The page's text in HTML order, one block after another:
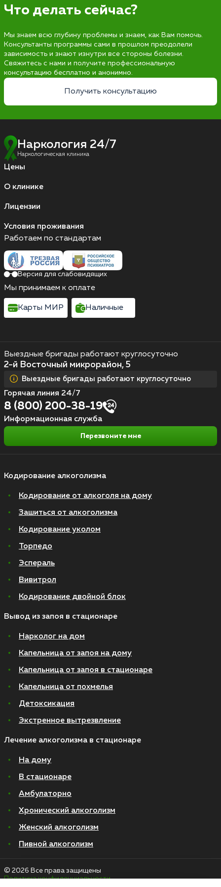
Что делать сейчас?
Мы знаем всю глубину проблемы и знаем, как Вам помочь.
Консультанты программы сами в прошлом преодолели
зависимость и знают изнутри все стороны болезни.
Свяжитесь с нами и получите профессиональную
консультацию бесплатно и анонимно.
Получить консультацию
Наркология 24/7
Наркологическая клиника
Цены
О клинике
Лицензии
Условия проживания
Кодирование алкоголизма
Кодирование от алкоголя на дому
Зашиться от алкоголизма
Кодирование уколом
Торпедо
Эспераль
Вивитрол
Кодирование двойной блок
Вывод из запоя в стационаре
Нарколог на дом
Капельница от запоя на дому
Капельница от запоя в стационаре
Капельница от похмелья
Детоксикация
Экстренное вытрезвление
Лечение алкоголизма в стационаре
На дому
В стационаре
Амбулаторно
Хронический алкоголизм
Женский алкоголизм
Пивной алкоголизм
Выездные бригады работают круглосуточно
2-й Восточный микрорайон, 5
Выездные бригады работают круглосуточно
Горячая линия 24/7
8 (800) 200-38-19
Информационная служба
Перезвоните мне
Работаем по стандартам
Версия для слабовидящих
Мы принимаем к оплате
Карты МИР Наличные
© 2026 Все права защищены
Политика конфиденциальности